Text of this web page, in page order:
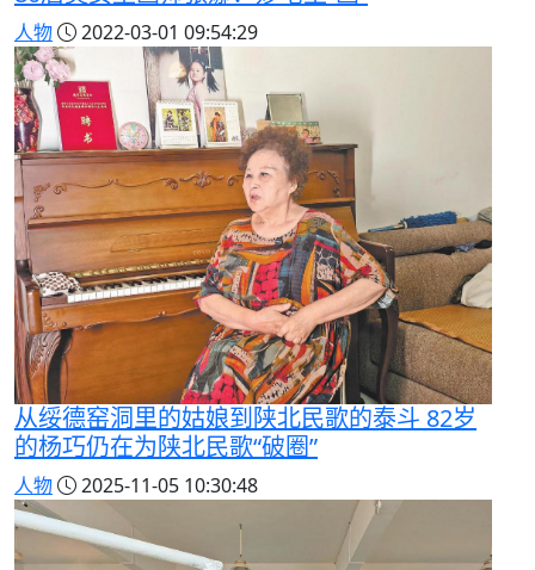
人物 2022-03-01 09:54:29
从绥德窑洞里的姑娘到陕北民歌的泰斗 82岁
的杨巧仍在为陕北民歌“破圈”
人物 2025-11-05 10:30:48